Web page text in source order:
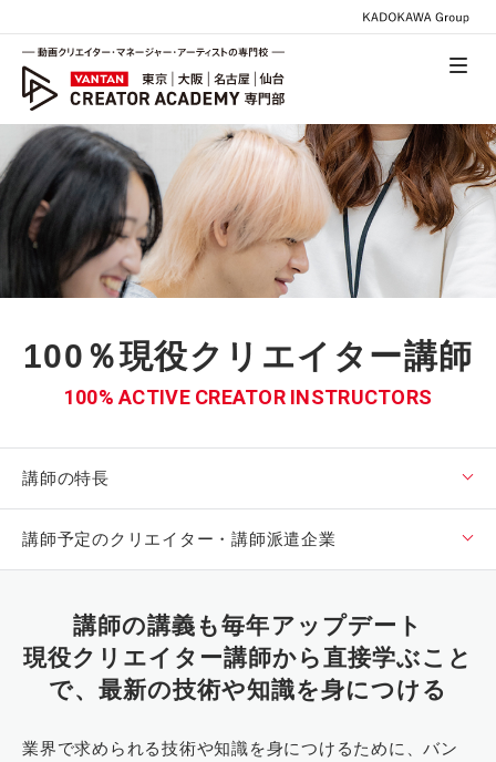
100％現役クリエイター講師
100% ACTIVE CREATOR INSTRUCTORS
講師の特長
講師予定のクリエイター・講師派遣企業
講師の講義も毎年アップデート
現役クリエイター講師から直接学ぶこと
で、 最新の技術や知識を身につける
業界で求められる技術や知識を身につけるために、バン